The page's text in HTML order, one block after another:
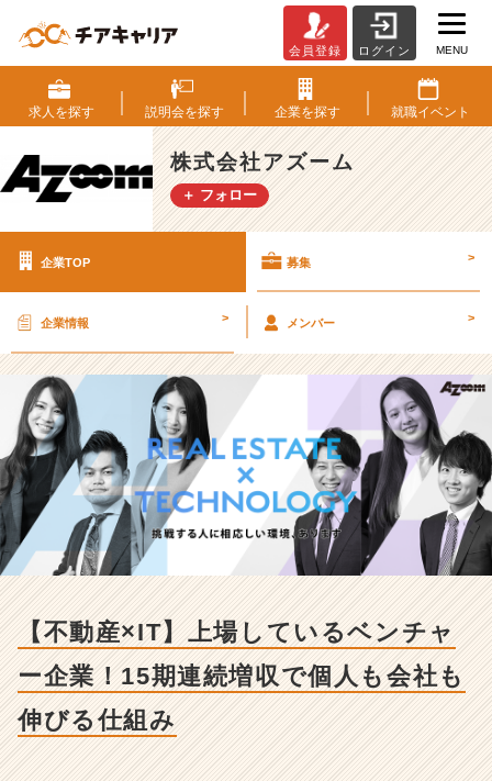
式
会
社
ア
ズ
ー
用/
-
【不
動
産
×
I
T】
場
る
ン
会員登録 ログイン MENU
求人を探す 説明会を探す 企業を探す 就職イベント
株式会社アズーム
＋ フォロー
企業TOP 募集 >
企業情報 > メンバー >
【不動産×IT】上場しているベンチャ
ー企業！15期連続増収で個人も会社も
伸びる仕組み